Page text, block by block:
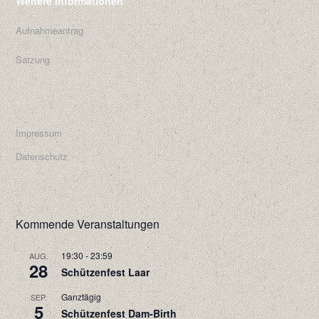
Aufnahmeantrag
Satzung
Impressum
Datenschutz
Kommende Veranstaltungen
AUG.
28
19:30-23:59
Schützenfest Laar
SEP.
5
Ganztägig
Schützenfest Dam-Birth